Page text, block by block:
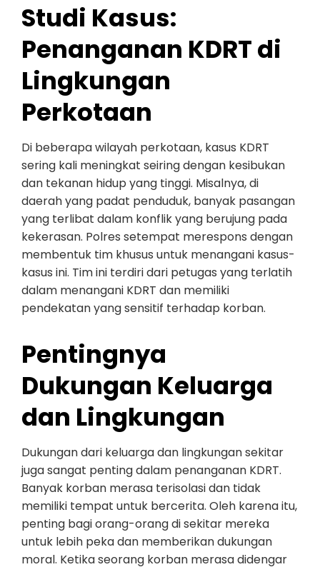
Studi Kasus:
Penanganan KDRT di
Lingkungan
Perkotaan
Di beberapa wilayah perkotaan, kasus KDRT
sering kali meningkat seiring dengan kesibukan
dan tekanan hidup yang tinggi. Misalnya, di
daerah yang padat penduduk, banyak pasangan
yang terlibat dalam konflik yang berujung pada
kekerasan. Polres setempat merespons dengan
membentuk tim khusus untuk menangani kasus-
kasus ini. Tim ini terdiri dari petugas yang terlatih
dalam menangani KDRT dan memiliki
pendekatan yang sensitif terhadap korban.
Pentingnya
Dukungan Keluarga
dan Lingkungan
Dukungan dari keluarga dan lingkungan sekitar
juga sangat penting dalam penanganan KDRT.
Banyak korban merasa terisolasi dan tidak
memiliki tempat untuk bercerita. Oleh karena itu,
penting bagi orang-orang di sekitar mereka
untuk lebih peka dan memberikan dukungan
moral. Ketika seorang korban merasa didengar